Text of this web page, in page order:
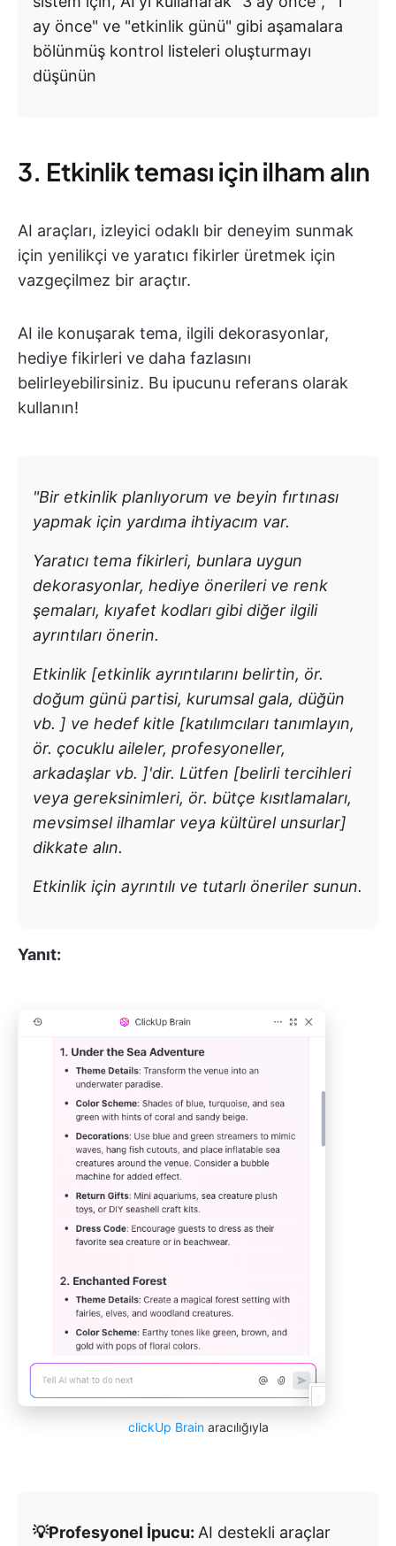
ay önce" ve "etkinlik günü" gibi aşamalara
bölünmüş kontrol listeleri oluşturmayı
düşünün
3. Etkinlik teması için ilham alın
AI araçları, izleyici odaklı bir deneyim sunmak
için yenilikçi ve yaratıcı fikirler üretmek için
vazgeçilmez bir araçtır.
AI ile konuşarak tema, ilgili dekorasyonlar,
hediye fikirleri ve daha fazlasını
belirleyebilirsiniz. Bu ipucunu referans olarak
kullanın!
"Bir etkinlik planlıyorum ve beyin fırtınası
yapmak için yardıma ihtiyacım var.
Yaratıcı tema fikirleri, bunlara uygun
dekorasyonlar, hediye önerileri ve renk
şemaları, kıyafet kodları gibi diğer ilgili
ayrıntıları önerin.
Etkinlik [etkinlik ayrıntılarını belirtin, ör.
doğum günü partisi, kurumsal gala, düğün
vb. ] ve hedef kitle [katılımcıları tanımlayın,
ör. çocuklu aileler, profesyoneller,
arkadaşlar vb. ]'dir. Lütfen [belirli tercihleri
veya gereksinimleri, ör. bütçe kısıtlamaları,
mevsimsel ilhamlar veya kültürel unsurlar]
dikkate alın.
Etkinlik için ayrıntılı ve tutarlı öneriler sunun.
Yanıt:
clickUp Brainaracılığıyla
💡Profesyonel İpucu: AI destekli araçlar